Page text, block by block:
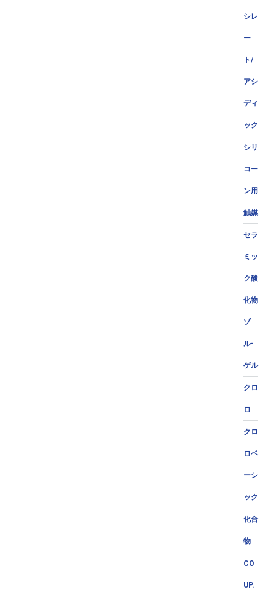
シレ
ー
ト/
アシ
ディ
ック
シリ
コー
ン用
触媒
セラ
ミッ
ク酸
化物
ゾ
ル-
ゲル
クロ
ロ
クロ
ロベ
ーシ
ック
化合
物
CO
UP.